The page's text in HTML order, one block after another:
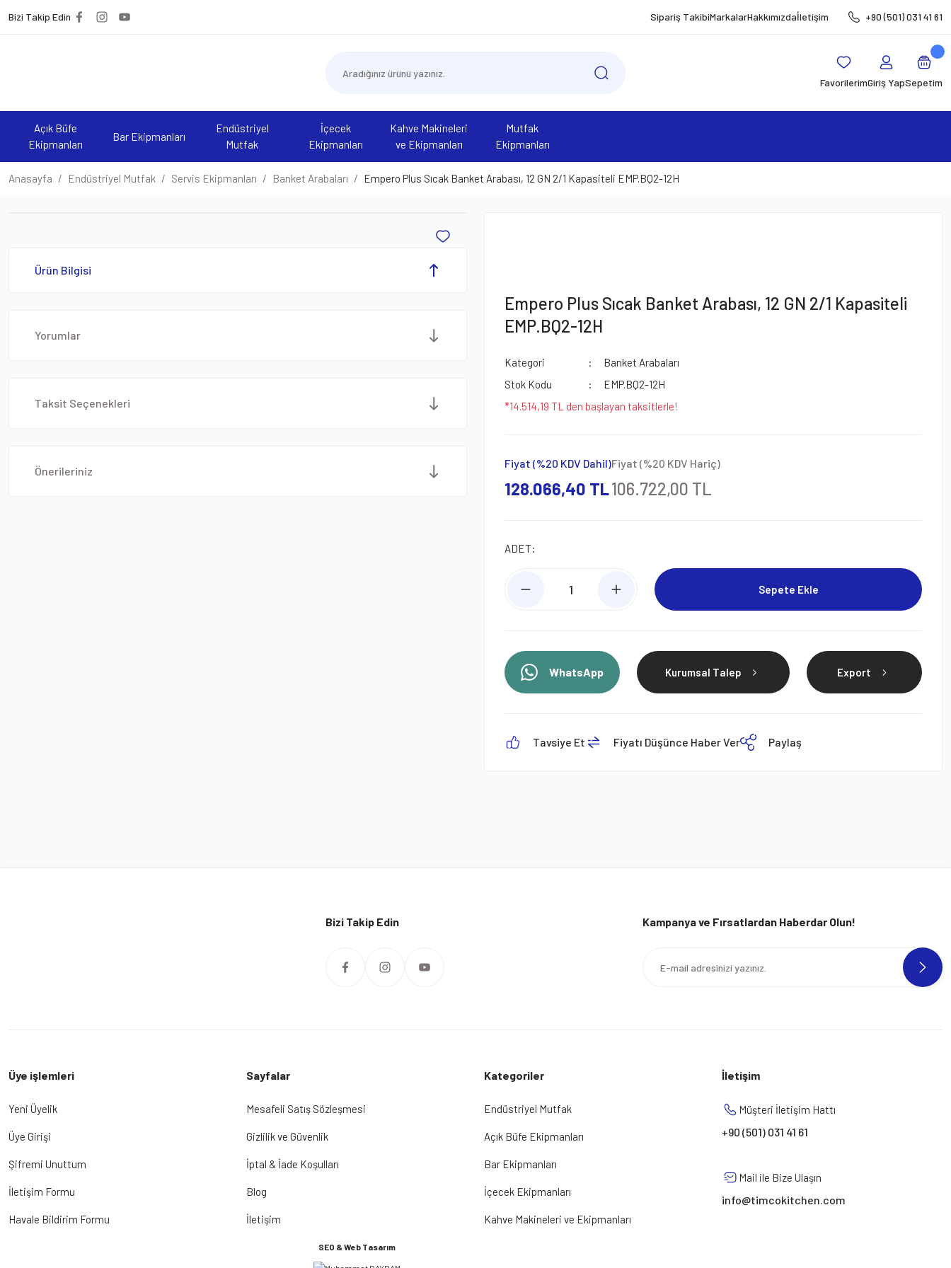
Bizi Takip Edin Sipariş TakibiMarkalarHakkımızdaİletişim +90 (501) 031 41 61
FavorilerimGiriş YapSepetim
Açık Büfe
Ekipmanları
Bar Ekipmanları
Endüstriyel
Mutfak
İçecek
Ekipmanları
Kahve Makineleri
ve Ekipmanları
Mutfak
Ekipmanları
Anasayfa Endüstriyel Mutfak Servis Ekipmanları Banket Arabaları Empero Plus Sıcak Banket Arabası, 12 GN 2/1 Kapasiteli EMP.BQ2-12H
Ürün Bilgisi
Yorumlar
Taksit Seçenekleri
Önerileriniz
Empero Plus Sıcak Banket Arabası, 12 GN 2/1 Kapasiteli
EMP.BQ2-12H
Kategori
Banket Arabaları
Stok Kodu
EMP.BQ2-12H
*14.514,19 TL den başlayan taksitlerle!
Fiyat (%20 KDV Dahil)
128.066,40 TL
Fiyat (%20 KDV Hariç)
106.722,00 TL
ADET:
Sepete Ekle
WhatsApp Kurumsal Talep Export
Tavsiye Et Fiyatı Düşünce Haber Ver Paylaş
Bizi Takip Edin Kampanya ve Fırsatlardan Haberdar Olun!
Üye işlemleri
Yeni Üyelik
Üye Girişi
Şifremi Unuttum
İletişim Formu
Havale Bildirim Formu
Sayfalar
Mesafeli Satış Sözleşmesi
Gizlilik ve Güvenlik
İptal & İade Koşulları
Blog
İletişim
Kategoriler
Endüstriyel Mutfak
Açık Büfe Ekipmanları
Bar Ekipmanları
İçecek Ekipmanları
Kahve Makineleri ve Ekipmanları
SEO & Web Tasarım
İletişim
Müşteri İletişim Hattı
+90 (501) 031 41 61
Mail ile Bize Ulaşın
info@timcokitchen.com